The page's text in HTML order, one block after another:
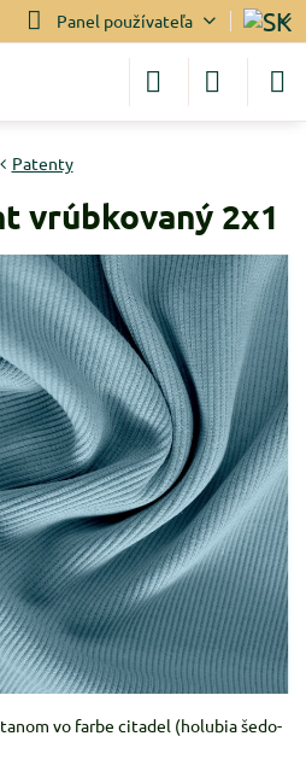
Panel používateľa
Patenty
vrúbkovaný 2x1
vo farbe citadel (holubia šedo-